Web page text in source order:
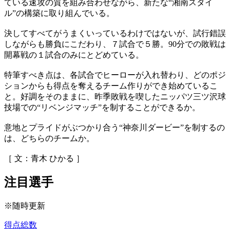
ている速攻の質を組み合わせながら、新たな“湘南スタイ
ル”の構築に取り組んでいる。
決してすべてがうまくいっているわけではないが、試行錯誤
しながらも勝負にこだわり、７試合で５勝。90分での敗戦は
開幕戦の１試合のみにとどめている。
特筆すべき点は、各試合でヒーローが入れ替わり、どのポジ
ションからも得点を奪えるチーム作りができ始めているこ
と。好調をそのままに、昨季敗戦を喫したニッパツ三ツ沢球
技場での“リベンジマッチ”を制することができるか。
意地とプライドがぶつかり合う“神奈川ダービー”を制するの
は、どちらのチームか。
［ 文：青木 ひかる ］
注目選手
※随時更新
得点総数